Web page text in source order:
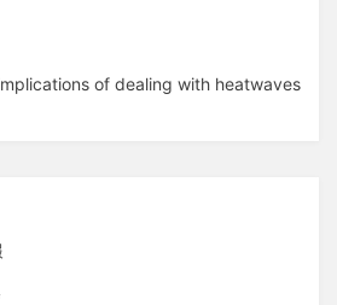
of dealing with heatwaves